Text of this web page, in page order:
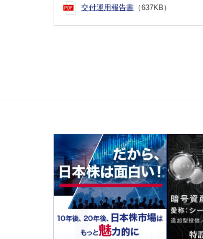
交付運用報告書 （637KB）